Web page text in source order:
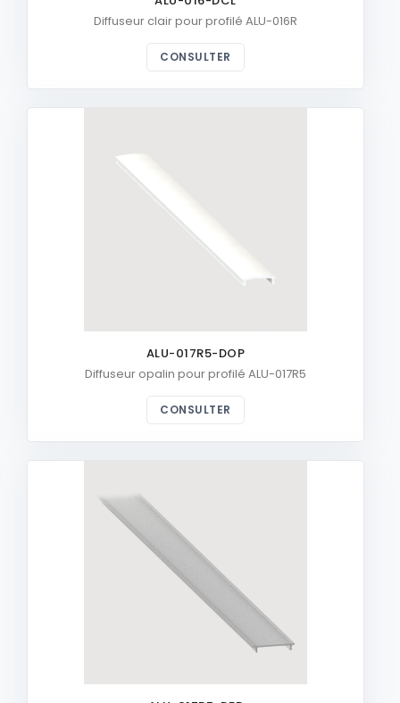
Diffuseur clair pour profilé ALU-016R
CONSULTER
ALU-017R5-DOP
Diffuseur opalin pour profilé ALU-017R5
CONSULTER